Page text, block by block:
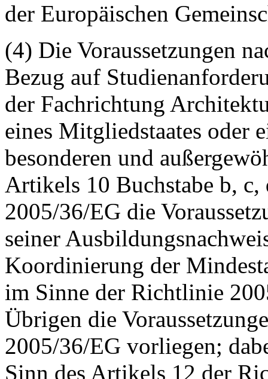
der Europäischen
(4) Die Voraussetzungen
Bezug auf
der Fachrichtung
eines Mitgliedstaates oder
besonderen und
Artikels 10 Buchstabe b,
2005/36/EG die
seiner
Koordinierung der
im Sinne der Richtlinie
Übrigen die
2005/36/EG vorliegen;
Sinn des Artikels 12 der